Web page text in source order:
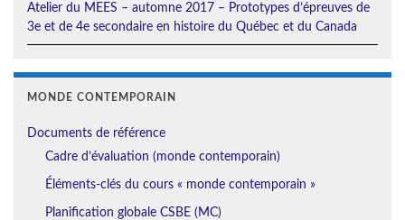
Atelier du MEES – automne 2017 – Prototypes d’épreuves de
3e et de 4e secondaire en histoire du Québec et du Canada
MONDE CONTEMPORAIN
Documents de référence
Cadre d’évaluation (monde contemporain)
Éléments-clés du cours « monde contemporain »
Planification globale CSBE (MC)